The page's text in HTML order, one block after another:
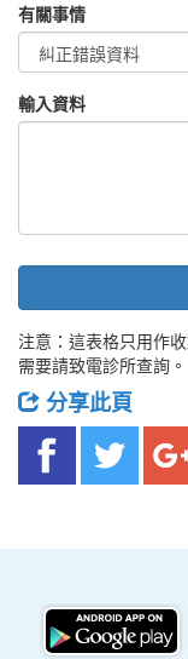
有關事情
輸入資料
注意：這表格只用作
需要請致電診所查詢。
分享此頁